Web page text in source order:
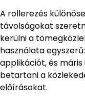
A rollerezés
távolságokat
kerülni a
használata
applikációt, és
betartani a
előírásokat.